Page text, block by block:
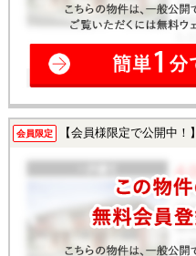
会員限定 【会員様限定で公開中！】